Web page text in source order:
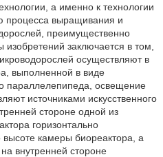
а именно к технологии
процесса выращивания и
преимущественно
заключается в том,
осуществляют в
выполненной в виде
параллелепипеда, освещение
источниками искусственного
стороне одной из
горизонтально
камеры биореактора, а
внутренней стороне